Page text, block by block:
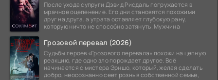
После ухода супруги Дэвид Рисдаль погружается в
мрачное оцепенение. Его дни становятся похожими
друг на друга, а утрата оставляет глубокую рану,
которую ничто не способно затянуть. Мужчина
Грозовой перевал (2026)
Судьбы героев «Грозового перевала» похожи на цепную
реакцию, где одно зло порождает другое. Всё
начинается с мистера Эрншо, который, желая сделать
добро, неосознанно сеет рознь в собственной семье,